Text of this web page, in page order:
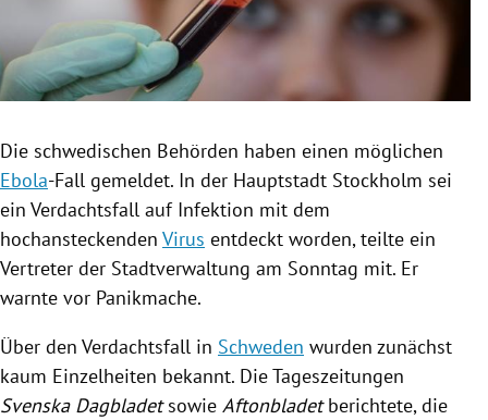
Untermenü
Untermenü
Untermenü
Die schwedischen Behörden haben einen möglichen
Ebola-Fall gemeldet. In der Hauptstadt Stockholm sei
ein Verdachtsfall auf Infektion mit dem
hochansteckenden Virus entdeckt worden, teilte ein
Vertreter der Stadtverwaltung am Sonntag mit. Er
warnte vor Panikmache.
Über den Verdachtsfall in Schweden wurden zunächst
kaum Einzelheiten bekannt. Die Tageszeitungen
Svenska Dagbladetsowie Aftonbladet berichtete, die